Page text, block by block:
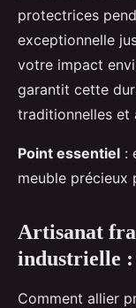
protectrices
exceptionnelle
votre impact
garantit cette
traditionnelles et
Point essentiel :
meuble précieux
Artisanat
industrielle :
Comment allier